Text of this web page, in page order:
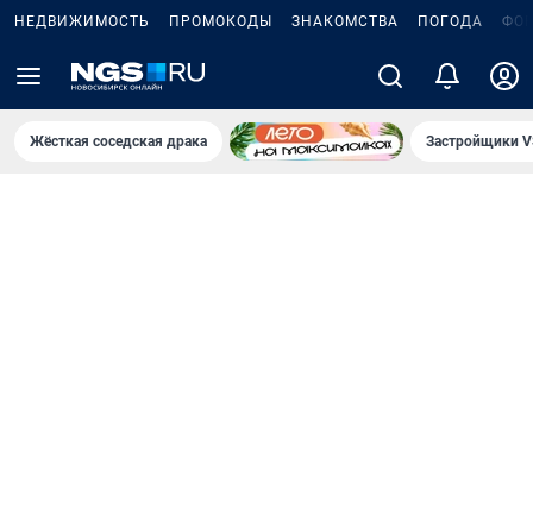
НЕДВИЖИМОСТЬ ПРОМОКОДЫ ЗНАКОМСТВА ПОГОДА
Жёсткая соседская драка Застройщики